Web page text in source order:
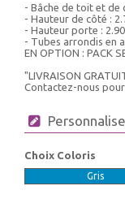
- Bâche de toit et de
- Hauteur de côté :
- Hauteur porte :
- Tubes arrondis en
EN OPTION : PACK
"LIVRAISON
Contactez-nous
Choix Coloris
Gris